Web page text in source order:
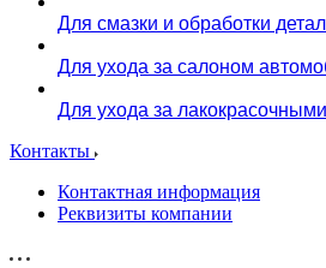
Для смазки и обработки
Для ухода за салоном
Для ухода за
Контакты
Контактная информация
Реквизиты компании